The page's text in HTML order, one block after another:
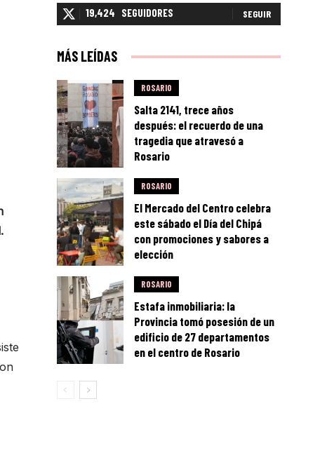
19,424 SEGUIDORES SEGUIR
MÁS LEÍDAS
ROSARIO
Salta 2141, trece años
después: el recuerdo de una
tragedia que atravesó a
Rosario
ROSARIO
El Mercado del Centro celebra
este sábado el Día del Chipá
con promociones y sabores a
elección
ROSARIO
Estafa inmobiliaria: la
Provincia tomó posesión de un
edificio de 27 departamentos
en el centro de Rosario